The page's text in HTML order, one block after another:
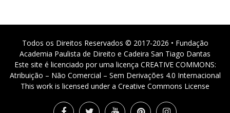
Todos os Direitos Reservados © 2017-2026 • Fundação
Academia Paulista de Direito e Cadeira San Tiago Dantas
Este site é licenciado por uma licença CREATIVE COMMONS:
Atribuição – Não Comercial – Sem Derivações 4.0 Internacional
This work is licensed under a Creative Commons License